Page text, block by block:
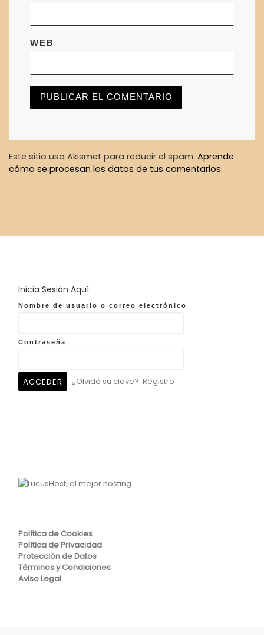
WEB
Este sitio usa Akismet para reducir el spam. Aprende
cómo se procesan los datos de tus comentarios.
Inicia Sesión Aquí
Nombre de usuario o correo electrónico
Contraseña
¿Olvidó su clave? Registro
Política de Cookies
Política de Privacidad
Protección de Datos
Términos y Condiciones
Aviso Legal